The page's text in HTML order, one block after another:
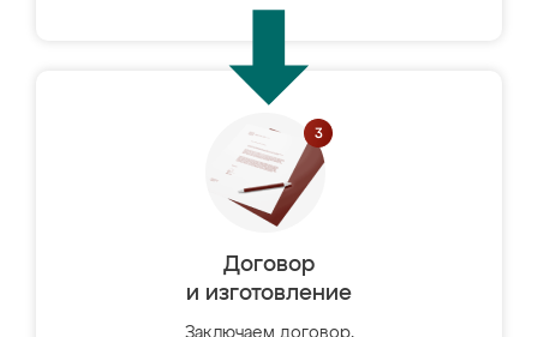
Договор
и изготовление
Заключаем договор,